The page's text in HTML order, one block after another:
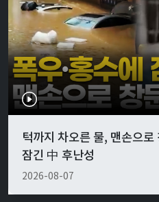
턱까지 차오른 물, 맨손으
잠긴 中 후난성
2026-08-07